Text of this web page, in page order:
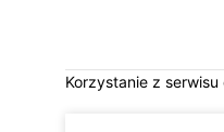
Korzystanie z